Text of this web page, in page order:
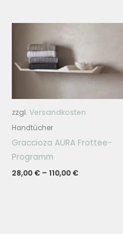
zzgl. Versandkosten
Handtücher
Graccioza AURA Frottee-
Programm
28,00 € – 110,00 €